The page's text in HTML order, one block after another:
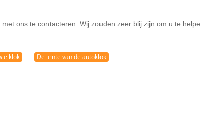
ons te contacteren. Wij zouden zeer blij zijn om u te
De lente van de autoklok